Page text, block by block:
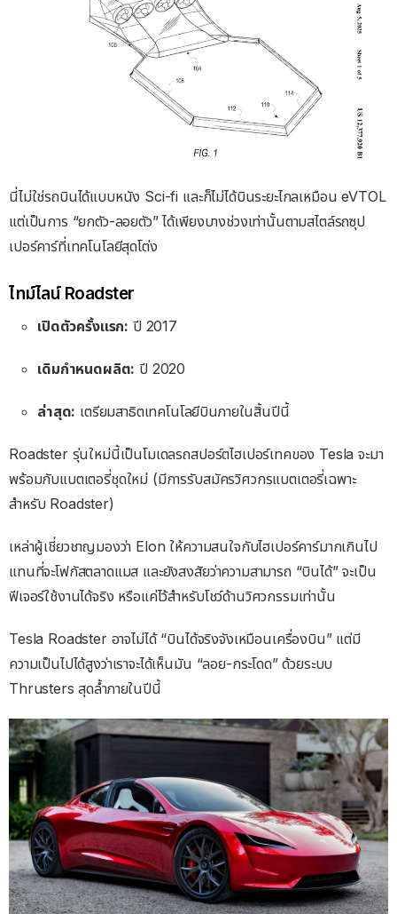
นี่ไม่ใช่รถบินได้แบบหนัง Sci-fi และก็ไม่ได้บินระยะไกลเหมือน eVTOL
แต่เป็นการ “ยกตัว-ลอยตัว” ได้เพียงบางช่วงเท่านั้นตามสไตล์รถซุป
เปอร์คาร์ที่เทคโนโลยีสุดโต่ง
ไทม์ไลน์ Roadster
เปิดตัวครั้งแรก: ปี 2017
เดิมกำหนดผลิต: ปี 2020
ล่าสุด: เตรียมสาธิตเทคโนโลยีบินภายในสิ้นปีนี้
Roadster รุ่นใหม่นี้เป็นโมเดลรถสปอร์ตไฮเปอร์เทคของ Tesla จะมา
พร้อมกับแบตเตอรี่ชุดใหม่ (มีการรับสมัครวิศวกรแบตเตอรี่เฉพาะ
สำหรับ Roadster)
เหล่าผู้เชี่ยวชาญมองว่า Elon ให้ความสนใจกับไฮเปอร์คาร์มากเกินไป
แทนที่จะโฟกัสตลาดแมส และยังสงสัยว่าความสามารถ “บินได้” จะเป็น
ฟีเจอร์ใช้งานได้จริง หรือแค่ไว้สำหรับโชว์ด้านวิศวกรรมเท่านั้น
Tesla Roadster อาจไม่ได้ “บินได้จริงจังเหมือนเครื่องบิน” แต่มี
ความเป็นไปได้สูงว่าเราจะได้เห็นมัน “ลอย-กระโดด” ด้วยระบบ
Thrusters สุดล้ำภายในปีนี้